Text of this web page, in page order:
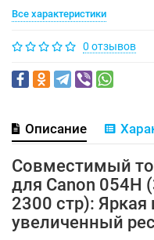
Все характеристики
0 отзывов
Описание
Совместимый
для Canon 054H
2300 стр): Яркая
увеличенный